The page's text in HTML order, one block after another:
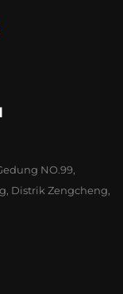
NO.99,
Distrik Zengcheng,